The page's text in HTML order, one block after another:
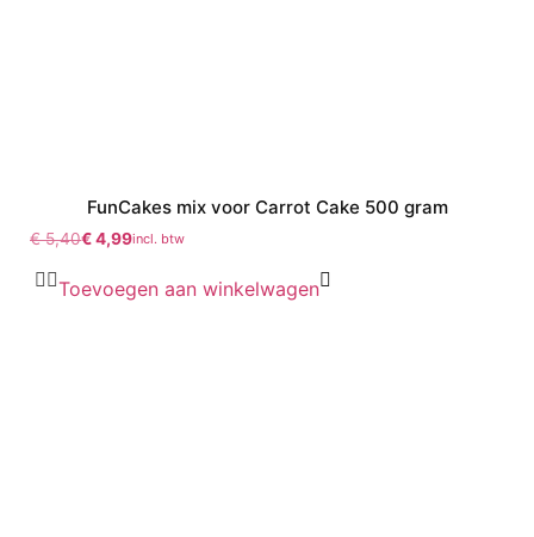
FunCakes mix voor Carrot Cake 500 gram
€5,40€4,99incl. btw
Toevoegen aan winkelwagen